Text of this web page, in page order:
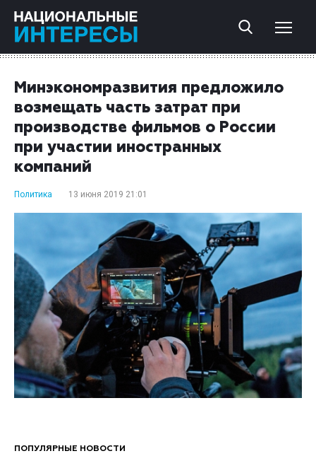
Минэкономразвития предложило
возмещать часть затрат при
производстве фильмов о России
при участии иностранных
компаний
Политика 13 июня 2019 21:01
ПОПУЛЯРНЫЕ НОВОСТИ